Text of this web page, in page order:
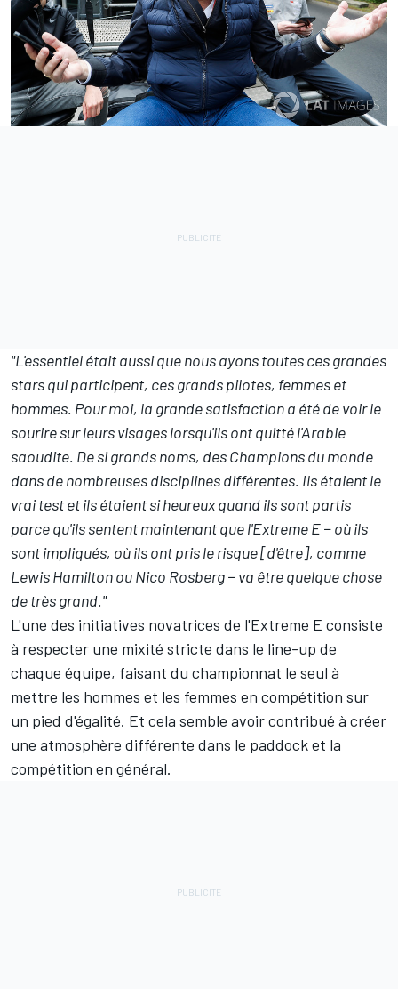
"L'essentiel était aussi que nous ayons toutes ces grandes
stars qui participent, ces grands pilotes, femmes et
hommes. Pour moi, la grande satisfaction a été de voir le
sourire sur leurs visages lorsqu'ils ont quitté l'Arabie
saoudite. De si grands noms, des Champions du monde
dans de nombreuses disciplines différentes. Ils étaient le
vrai test et ils étaient si heureux quand ils sont partis
parce qu'ils sentent maintenant que l'Extreme E − où ils
sont impliqués, où ils ont pris le risque [d'être], comme
Lewis Hamilton ou Nico Rosberg − va être quelque chose
de très grand."
L'une des initiatives novatrices de l'Extreme E consiste
à respecter une mixité stricte dans le line-up de
chaque équipe, faisant du championnat le seul à
mettre les hommes et les femmes en compétition sur
un pied d'égalité. Et cela semble avoir contribué à créer
une atmosphère différente dans le paddock et la
compétition en général.